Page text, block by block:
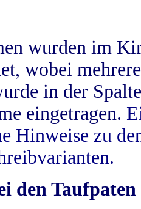
wurden im
wobei
in der
eingetragen.
Hinweise zu
den Taufpaten